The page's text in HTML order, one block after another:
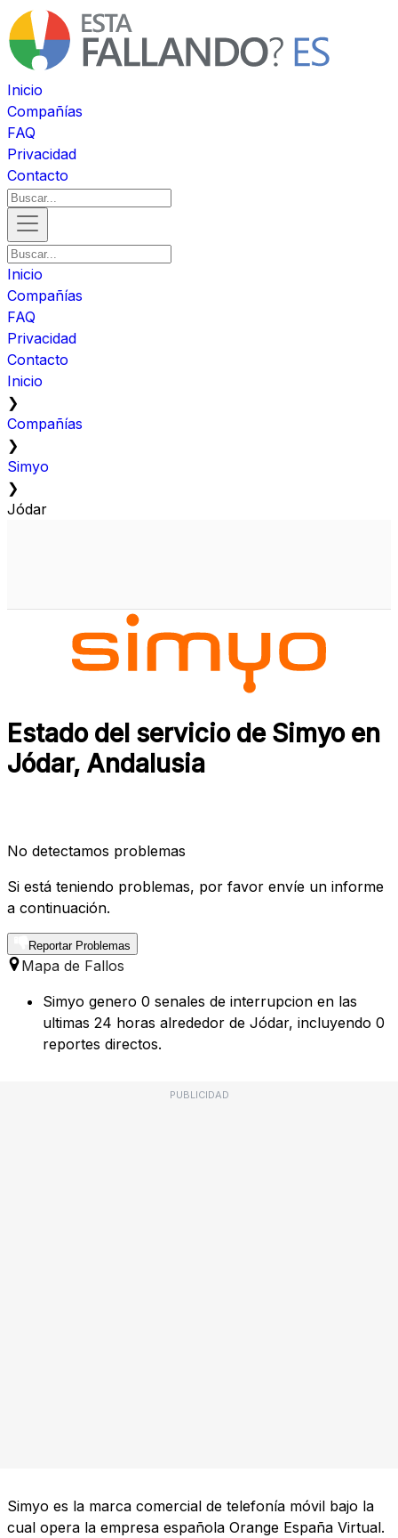
Inicio
Compañías
FAQ
Privacidad
Contacto
Inicio
Compañías
FAQ
Privacidad
Contacto
Inicio
❯
Compañías
❯
Simyo
❯
Jódar
Estado del servicio de Simyo en
Jódar, Andalusia
No detectamos problemas
Si está teniendo problemas, por favor envíe un informe
a continuación.
Reportar Problemas
Mapa de Fallos
Simyo genero 0 senales de interrupcion en las
ultimas 24 horas alrededor de Jódar, incluyendo 0
reportes directos.
PUBLICIDAD
Simyo es la marca comercial de telefonía móvil bajo la
cual opera la empresa española Orange España Virtual.